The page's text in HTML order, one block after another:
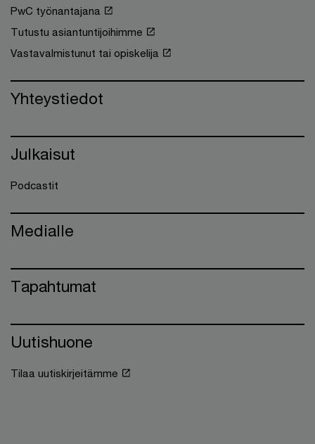
PwC työnantajana
Tutustu asiantuntijoihimme
Vastavalmistunut tai opiskelija
Yhteystiedot
Julkaisut
Podcastit
Medialle
Tapahtumat
Uutishuone
Tilaa uutiskirjeitämme